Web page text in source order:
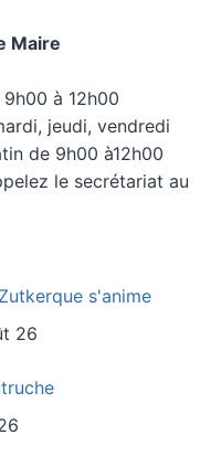
Maire
à 12h00
jeudi, vendredi
de 9h00 à12h00
le secrétariat au
s'anime
26